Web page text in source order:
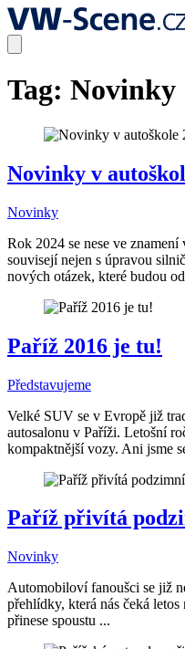
Tag: Novinky
Novinky v
Novinky
Rok 2024 se nese ve
souvisejí nejen s úpravou
nových otázek, které budou
Paříž 2016 je tu!
Představujeme
Velké SUV se v Evropě již
autosalonu v Paříži. Letošní
kompaktnější vozy. Ani jsme
Paříž přivítá
Novinky
Automobiloví fanoušci se již
přehlídky, která nás čeká
přinese spoustu ...